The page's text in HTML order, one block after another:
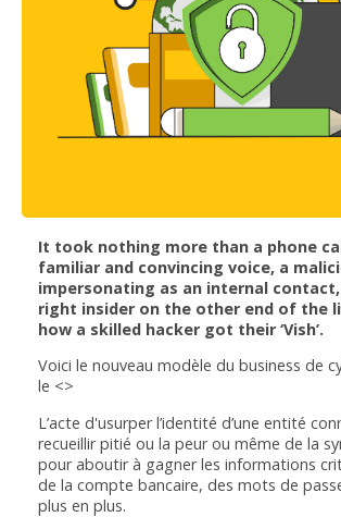
It took nothing more than a phone
familiar and convincing voice, a
impersonating as an internal
right insider on the other end of the
how a skilled hacker got their ‘Vish’.
Voici le nouveau modèle du business de
le <>
L’acte d'usurper l’identité d’une entité
recueillir pitié ou la peur ou même de la
pour aboutir à gagner les informations
de la compte bancaire, des mots de
plus en plus.